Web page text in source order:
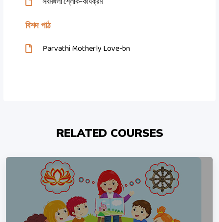
বিশদ পাঠ
Parvathi Motherly Love-bn
RELATED COURSES